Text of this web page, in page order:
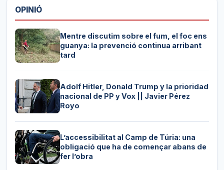
OPINIÓ
Mentre discutim sobre el fum, el foc ens
guanya: la prevenció continua arribant
tard
Adolf Hitler, Donald Trump y la prioridad
nacional de PP y Vox || Javier Pérez
Royo
L’accessibilitat al Camp de Túria: una
obligació que ha de començar abans de
fer l’obra